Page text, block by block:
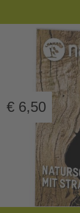
€ 6,50